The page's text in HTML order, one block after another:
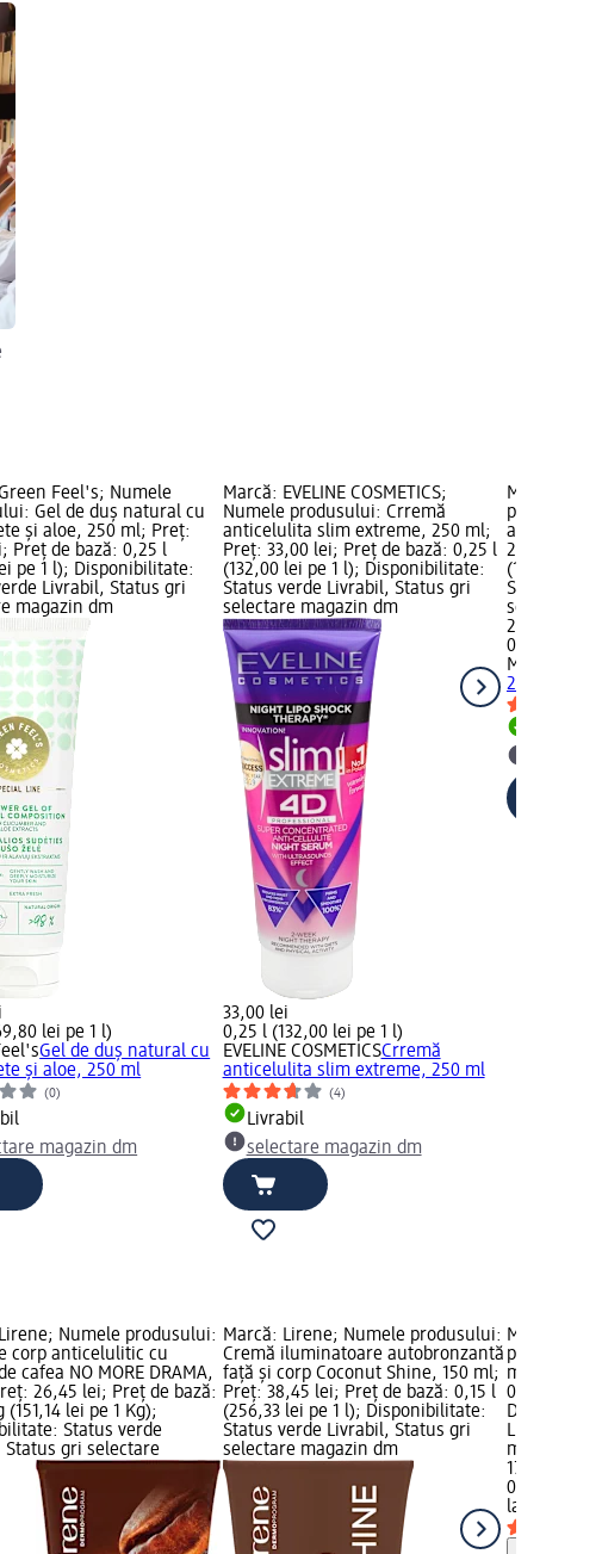
Feel's; Numele
Gel de duș natural cu
și aloe, 250 ml; Preț:
Preț de bază: 0,25 l
pe 1 l); Disponibilitate:
Livrabil, Status gri
magazin dm
lei pe 1 l)
Gel de duș natural cu
și aloe, 250 ml
(0)
magazin dm
Marcă: EVELINE COSMETICS;
Numele produsului: Crremă
anticelulita slim extreme, 250 ml;
Preț: 33,00 lei; Preț de bază: 0,25 l
(132,00 lei pe 1 l); Disponibilitate:
Status verde Livrabil, Status gri
selectare magazin dm
33,00 lei
0,25 l (132,00 lei pe 1 l)
EVELINE COSMETICSCrremă
anticelulita slim extreme, 250 ml
(4)
Livrabil
selectare magazin dm
Marcă:
25,95 lei;
(129,75 lei
Status
selectare
25,95 lei
0,2 l
Mastrelle
200 ml
Numele produsului:
corp anticelulitic cu
cafea NO MORE DRAMA,
26,45 lei; Preț de bază:
(151,14 lei pe 1 Kg);
Status verde
Status gri selectare
Marcă: Lirene; Numele produsului:
Cremă iluminatoare autobronzantă
față și corp Coconut Shine, 150 ml;
Preț: 38,45 lei; Preț de bază: 0,15 l
(256,33 lei pe 1 l); Disponibilitate:
Status verde Livrabil, Status gri
selectare magazin dm
Marcă:
produsului:
ml; Preț:
0,6 l (29,92
Livrabil,
magazin
17,95 lei
0,6 l (29,92
lactovit